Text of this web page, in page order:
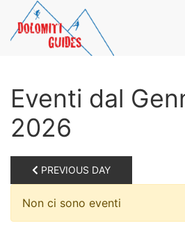
Skip to main content
Eventi dal
2026
PREVIOUS DAY
Non ci sono eventi